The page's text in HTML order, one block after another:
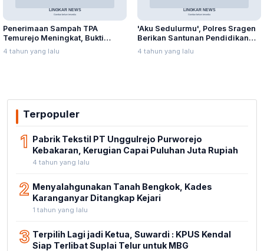
Penerimaan Sampah TPA
Temurejo Meningkat, Bukti
Masyarakat Blora Peduli
Kebersihan
4 tahun yang lalu
'Aku Sedulurmu', Polres Sragen
Berikan Santunan Pendidikan
Anak Yatim Piatu
4 tahun yang lalu
Terpopuler
1 Pabrik Tekstil PT Unggulrejo Purworejo
Kebakaran, Kerugian Capai Puluhan Juta Rupiah
4 tahun yang lalu
2 Menyalahgunakan Tanah Bengkok, Kades
Karanganyar Ditangkap Kejari
1 tahun yang lalu
3 Terpilih Lagi jadi Ketua, Suwardi : KPUS Kendal
Siap Terlibat Suplai Telur untuk MBG